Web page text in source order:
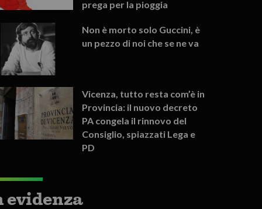
prega per la pioggia
Non è morto solo Guccini, è
un pezzo di noi che se ne va
Vicenza, tutto resta com’è in
Provincia: il nuovo decreto
PA congela il rinnovo del
Consiglio, spiazzati Lega e
PD
evidenza